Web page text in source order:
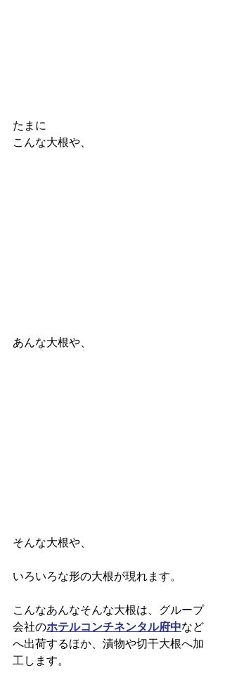
たまに
こんな大根や、
あんな大根や、
そんな大根や、
いろいろな形の大根が現れます。
こんなあんなそんな大根は、グループ
会社のホテルコンチネンタル府中など
へ出荷するほか、漬物や切干大根へ加
工します。